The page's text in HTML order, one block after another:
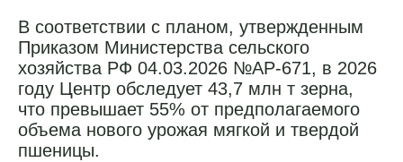
В соответствии с планом, утвержденным
Приказом Министерства сельского
хозяйства РФ 04.03.2026 №АР-671, в 2026
году Центр обследует 43,7 млн т зерна,
что превышает 55% от предполагаемого
объема нового урожая мягкой и твердой
пшеницы.